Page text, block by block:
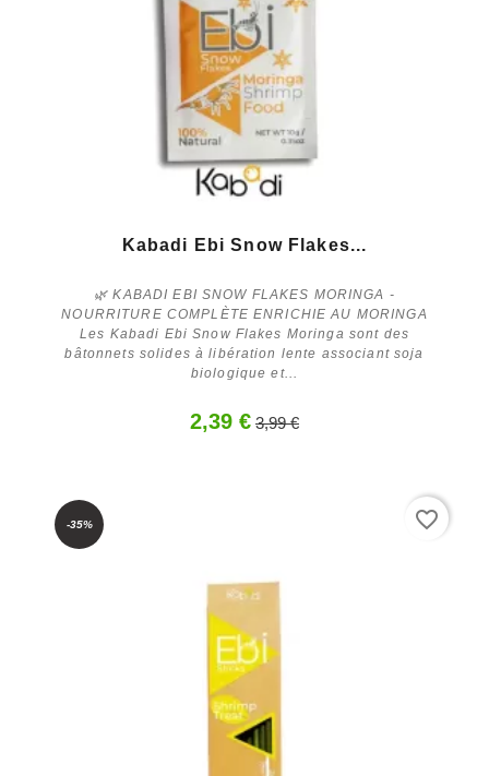
Acheter
Kabadi Ebi Snow Flakes...
🌿 KABADI EBI SNOW FLAKES MORINGA -
NOURRITURE COMPLÈTE ENRICHIE AU MORINGA
Les Kabadi Ebi Snow Flakes Moringa sont des
bâtonnets solides à libération lente associant soja
biologique et...
2,39 € 3,99 €
-35% favorite_border